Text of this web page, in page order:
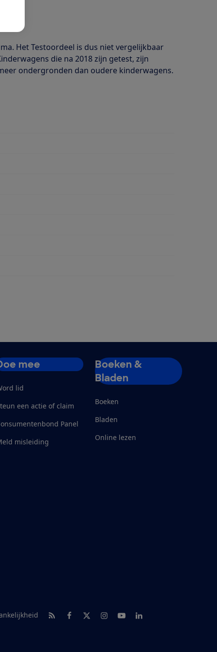
Het Testoordeel is dus niet vergelijkbaar
die na 2018 zijn getest, zijn
ondergronden dan oudere kinderwagens.
mee
lid
een actie of claim
Panel
misleiding
Boeken &
Bladen
Boeken
Bladen
Online lezen
RSS-feed nieuws
Facebook
TwitterInstagram
YoutubeLinkedIn